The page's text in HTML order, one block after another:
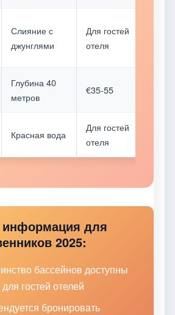
Слияние с
джунглями
Для гостей
отеля
Глубина 40
метров
€35-55
Красная вода
Для гостей
отеля
для
2025:
бассейнов доступны
гостей отелей
бронировать